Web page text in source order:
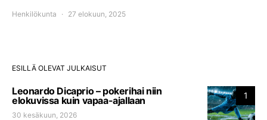
Henkilökunta 27 elokuun, 2025
ESILLÄ OLEVAT JULKAISUT
1
Leonardo Dicaprio – pokerihai niin
elokuvissa kuin vapaa-ajallaan
30 kesäkuun, 2026